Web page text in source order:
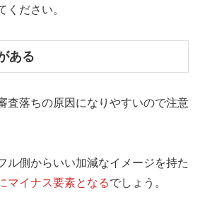
ください。
ある
査落ちの原因になりやすいので注意
ル側からいい加減なイメージを持た
マイナス要素となるでしょう。